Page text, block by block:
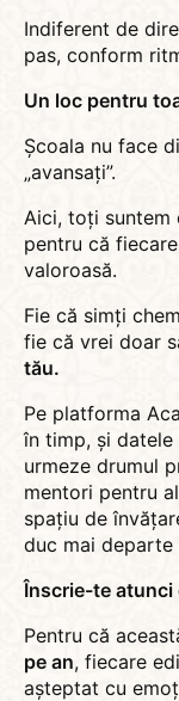
Indiferent de
pas, conform
Un loc pentru
Școala nu face
„avansați”.
Aici, toți
pentru că
valoroasă.
Fie că simți
fie că vrei doar
tău.
Pe platforma
în timp, și
urmeze drumul
mentori pentru
spațiu de
duc mai departe
Înscrie-te atunci
Pentru că
pe an, fiecare
așteptat cu